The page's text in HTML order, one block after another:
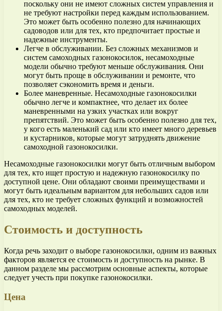
поскольку они не имеют сложных систем управления и
не требуют настройки перед каждым использованием.
Это может быть особенно полезно для начинающих
садоводов или для тех, кто предпочитает простые и
надежные инструменты.
Легче в обслуживании. Без сложных механизмов и
систем самоходных газонокосилок, несамоходные
модели обычно требуют меньше обслуживания. Они
могут быть проще в обслуживании и ремонте, что
позволяет сэкономить время и деньги.
Более маневренные. Несамоходные газонокосилки
обычно легче и компактнее, что делает их более
маневренными на узких участках или вокруг
препятствий. Это может быть особенно полезно для тех,
у кого есть маленький сад или кто имеет много деревьев
и кустарников, которые могут затруднять движение
самоходной газонокосилки.
Несамоходные газонокосилки могут быть отличным выбором
для тех, кто ищет простую и надежную газонокосилку по
доступной цене. Они обладают своими преимуществами и
могут быть идеальным вариантом для небольших садов или
для тех, кто не требует сложных функций и возможностей
самоходных моделей.
Стоимость и доступность
Когда речь заходит о выборе газонокосилки, одним из важных
факторов является ее стоимость и доступность на рынке. В
данном разделе мы рассмотрим основные аспекты, которые
следует учесть при покупке газонокосилки.
Цена